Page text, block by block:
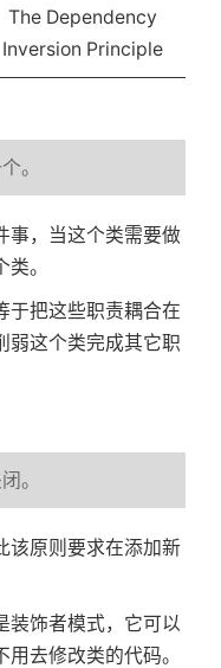
The Dependency
Inversion Principle
。
事，当这个类需要做
。
于把这些职责耦合在
弱这个类完成其它职
。
该原则要求在添加新
装饰者模式，它可以
去修改类的代码。